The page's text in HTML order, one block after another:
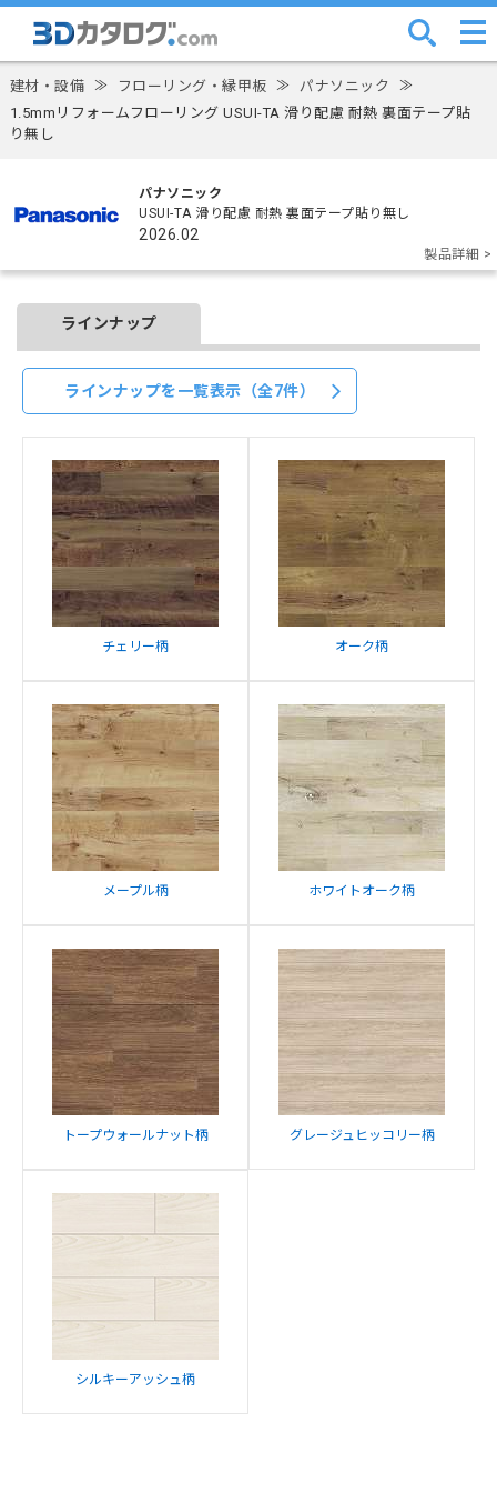
建材・設備 ≫ フローリング・縁甲板 ≫ パナソニック ≫
1.5mmリフォームフローリング USUI-TA 滑り配慮 耐熱 裏面テープ貼
り無し
パナソニック
USUI-TA 滑り配慮 耐熱 裏面テープ貼り無し
2026.02
製品詳細 >
ラインナップ
ラインナップを一覧表示（全7件）
チェリー柄 オーク柄
メープル柄 ホワイトオーク柄
トープウォールナット柄 グレージュヒッコリー柄
シルキーアッシュ柄